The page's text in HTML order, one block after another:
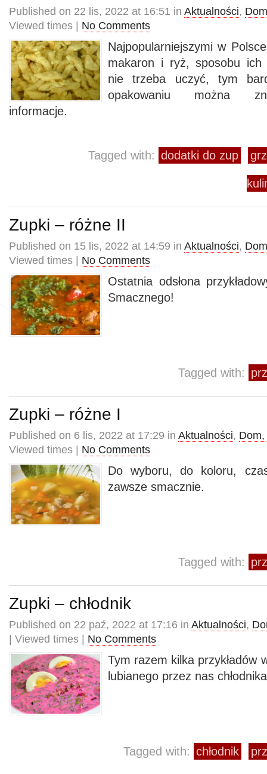
Published on 22 lis, 2022 at 16:51 in Aktualności,
Viewed times | No Comments
Najpopularniejszymi w
makaron i ryż, sposobu ich
nie trzeba uczyć, tym
opakowaniu można
informacje.
Tagged with: dodatki do zup
Zupki – różne II
Published on 15 lis, 2022 at 14:59 in Aktualności,
Viewed times | No Comments
Ostatnia odsłona
Smacznego!
Tagged with:
Zupki – różne I
Published on 6 lis, 2022 at 17:29 in Aktualności,
Viewed times | No Comments
Do wyboru, do koloru,
zawsze smacznie.
Tagged with:
Zupki – chłodnik
Published on 22 paź, 2022 at 17:16 in Aktualności,
| Viewed times | No Comments
Tym razem kilka przykładów
lubianego przez nas
Tagged with: chłodnik